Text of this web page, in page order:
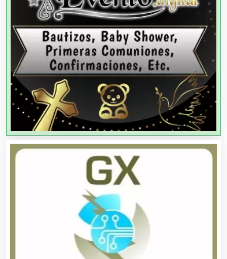
Análisis Clínicos
Análisis de Aguas
Animadores de Eventos
Aparatos y Equipos Eléctricos
Arquitectos
Artes Gráficas
Artesanías